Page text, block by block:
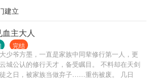
自己变得有亿点点强，天赋冠古绝今，渐渐变
个普通的教书先生，平静的生活下去。 但很快
发现，所有跟自己穿越过来的一切，竟然都有了
秘密。 神秘的老枣树，化作了山海图，危险也
。 于是，张楚在平凡中崛起，身负山海图，吃
妖魔鬼怪，开启了一段杀妖，食妖的大帝之
人类的眼中，他是温润如玉的谦谦君子，他平
雅，无数人族天才尊其为师，各路教祖视之为
在妖类的眼中，他是恶魔，是恶梦。 无数惊艳
建立
血主大人
完结
少爷方墨，一直是家族中同辈修行第一人，更
城公认的修行天才，备受瞩目。 不料却在天剑
之日，被家族当做弃子……重伤被废。 几日